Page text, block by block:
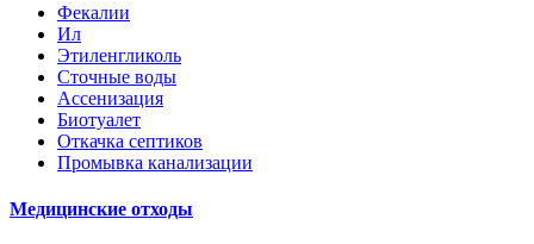
Фекалии
Ил
Этиленгликоль
Сточные воды
Ассенизация
Биотуалет
Откачка септиков
Промывка канализации
Медицинские отходы